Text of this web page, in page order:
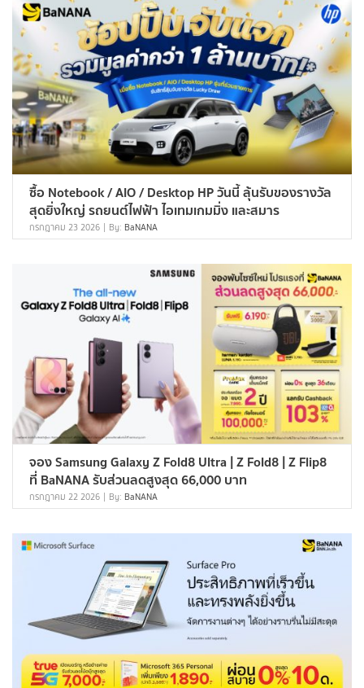
ซื้อ Notebook / AIO / Desktop HP วันนี้ ลุ้นรับของรางวัล
สุดยิ่งใหญ่ รถยนต์ไฟฟ้า ไอเทมเกมมิ่ง และสมาร
กรกฎาคม 23 2026 By: BaNANA
จอง Samsung Galaxy Z Fold8 Ultra | Z Fold8 | Z Flip8
ที่ BaNANA รับส่วนลดสูงสุด 66,000 บาท
กรกฎาคม 22 2026 By: BaNANA